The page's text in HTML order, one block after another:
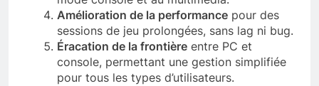
Amélioration de la performance pour des
sessions de jeu prolongées, sans lag ni bug.
Éracation de la frontière entre PC et
console, permettant une gestion simplifiée
pour tous les types d’utilisateurs.